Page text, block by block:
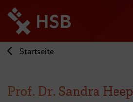
zum
Seiteninhalt
springen
Startseite
Prof. Dr. Sandra Heep